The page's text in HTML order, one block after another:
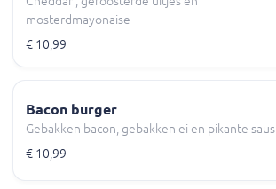
mosterdmayonaise
€ 10,99
Bacon burger
Gebakken bacon, gebakken ei en pikante saus
€ 10,99